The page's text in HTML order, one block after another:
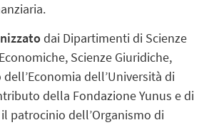
dai Dipartimenti di Scienze
Scienze Giuridiche,
dell’Università di
della Fondazione Yunus e di
patrocinio dell’Organismo di